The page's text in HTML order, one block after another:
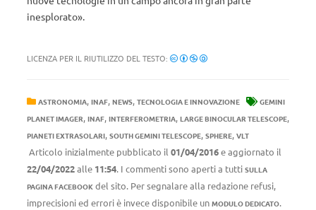
inesplorato».
LICENZA PER IL RIUTILIZZO DEL TESTO:
ASTRONOMIA, INAF, NEWS, TECNOLOGIA E INNOVAZIONE
GEMINI
PLANET IMAGER, INAF, INTERFEROMETRIA, LARGE BINOCULAR TELESCOPE,
PIANETI EXTRASOLARI, SOUTH GEMINI TELESCOPE, SPHERE, VLT
Articolo inizialmente pubblicato il 01/04/2016e aggiornato il
22/04/2022alle 11:54. I commenti sono aperti a tutti SULLA
PAGINA FACEBOOK del sito. Per segnalare alla redazione refusi,
imprecisioni ed errori è invece disponibile un MODULO DEDICATO.